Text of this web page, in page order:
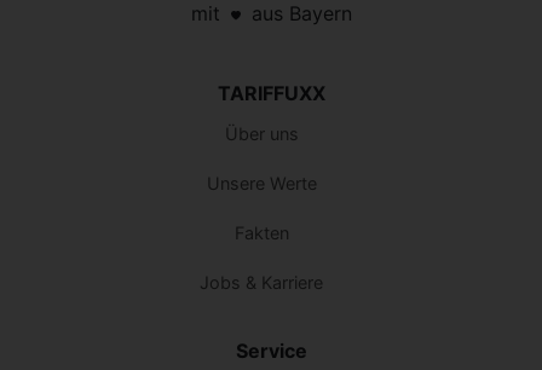
mit aus Bayern
TARIFFUXX
Über uns
Unsere Werte
Fakten
Jobs & Karriere
Service